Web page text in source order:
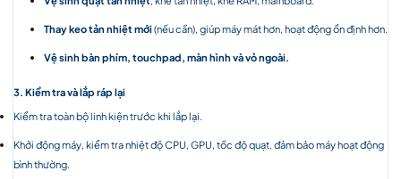
Thay keo tản nhiệt mới(nếu cần), giúp máy mát hơn, hoạt động ổn định hơn.
Vệ sinh bàn phím, touchpad, màn hình và vỏ ngoài.
3. Kiểm tra và lắp ráp lại
Kiểm tra toàn bộ linh kiện trước khi lắp lại.
Khởi động máy, kiểm tra nhiệt độ CPU, GPU, tốc độ quạt, đảm bảo máy hoạt động
bình thường.